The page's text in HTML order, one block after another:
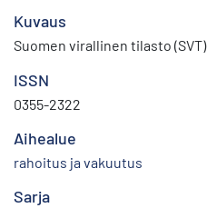
Kuvaus
Suomen virallinen tilasto (SVT)
ISSN
0355-2322
Aihealue
rahoitus ja vakuutus
Sarja